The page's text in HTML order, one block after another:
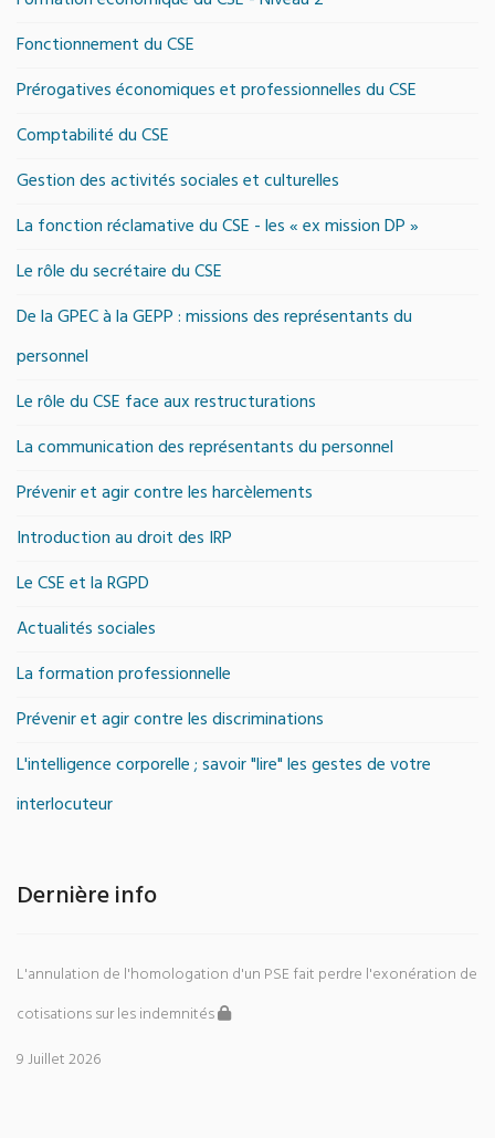
Fonctionnement du CSE
Prérogatives économiques et professionnelles du CSE
Comptabilité du CSE
Gestion des activités sociales et culturelles
La fonction réclamative du CSE - les « ex mission DP »
Le rôle du secrétaire du CSE
De la GPEC à la GEPP : missions des représentants du
personnel
Le rôle du CSE face aux restructurations
La communication des représentants du personnel
Prévenir et agir contre les harcèlements
Introduction au droit des IRP
Le CSE et la RGPD
Actualités sociales
La formation professionnelle
Prévenir et agir contre les discriminations
L'intelligence corporelle ; savoir "lire" les gestes de votre
interlocuteur
Dernière info
L'annulation de l'homologation d'un PSE fait perdre l'exonération de
cotisations sur les indemnités
9 Juillet 2026